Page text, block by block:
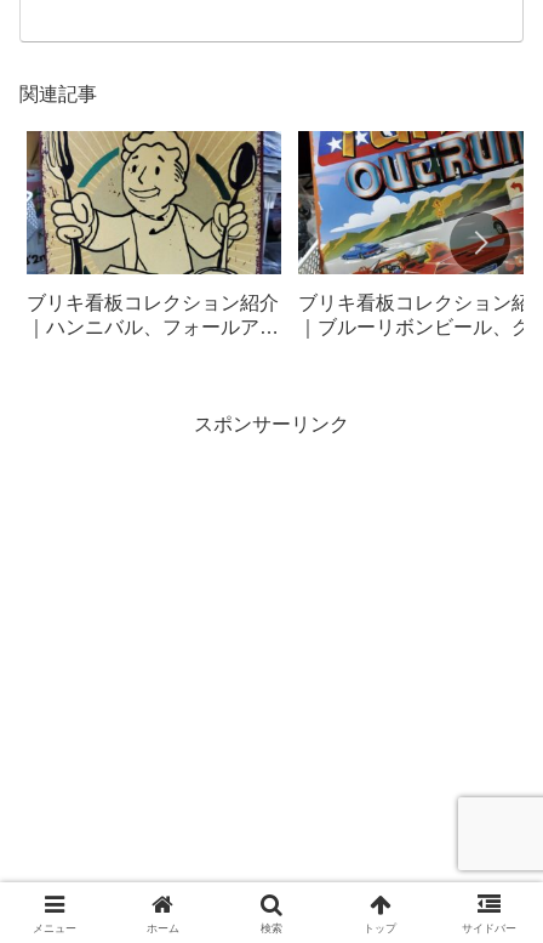
関連記事
ブリキ看板コレクション紹介
｜ハンニバル、フォールアウ
ブリキ看板コレクション紹
｜ブルーリボンビール、グ
ト、ラットフィンク、フィ
スポンサーリンク
メニュー ホーム 検索 トップ サイドバー